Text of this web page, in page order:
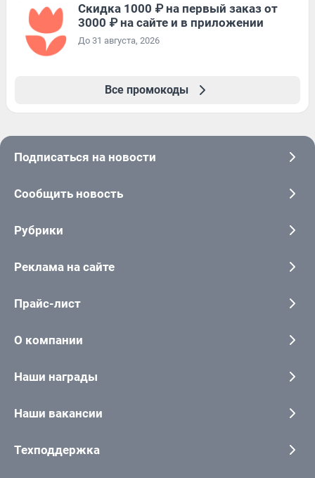
Скидка 1000 ₽ на первый заказ от
3000 ₽ на сайте и в приложении
До 31 августа, 2026
Все промокоды
Подписаться на новости
Сообщить новость
Рубрики
Реклама на сайте
Прайс-лист
О компании
Наши награды
Наши вакансии
Техподдержка